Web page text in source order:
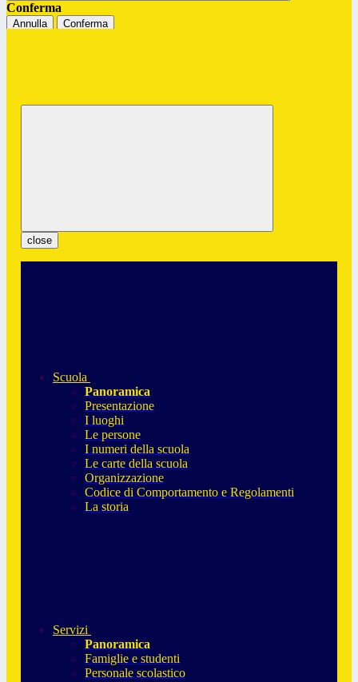
Conferma
Annulla Conferma
close
Scuola
Panoramica
Presentazione
I luoghi
Le persone
I numeri della scuola
Le carte della scuola
Organizzazione
Codice di Comportamento e Regolamenti
La storia
Servizi
Panoramica
Famiglie e studenti
Personale scolastico